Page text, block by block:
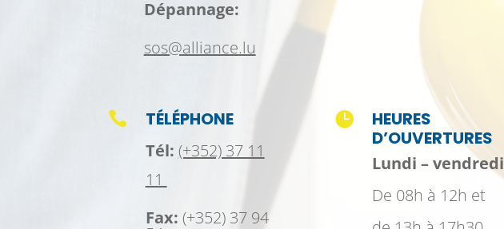
Dépannage:
sos@alliance.lu
 TÉLÉPHONE
Tél: (+352) 37 11
11
Fax: (+352) 37 94

HEURES
D’OUVERTURES
Lundi – vendredi
De 08h à 12h et